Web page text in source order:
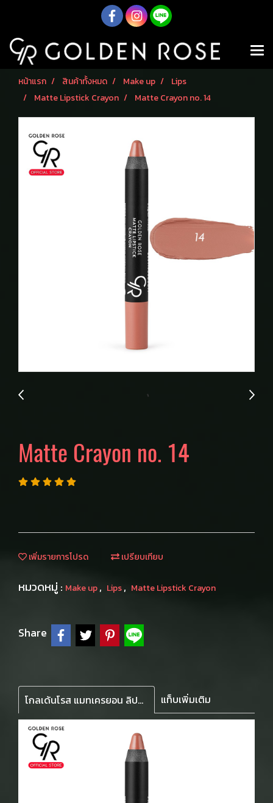
หน้าแรก สินค้าทั้งหมด Make up
Lips
Matte Lipstick Crayon
Matte Crayon no. 14
Matte Crayon no. 14
เพิ่มรายการโปรด เปรียบเทียบ
หมวดหมู่ : Make up, Lips, Matte Lipstick Crayon
Share
โกลเด้นโรส แมทเครยอน ลิปดินสอตัวดัง เนื้อแมทบางเบา มอบความโดดเด่นให้ริมฝีปากด้วยเม็ดสีสวยคมชัด ติดทนนานตลอดวัน พร้อมบำรุงให้ริมฝีปากเนียนนุ่มชุ่มชื้นยาวนาน แมท เครยอน 14รายละเอียดสินค้า แท็บเพิ่มเติม